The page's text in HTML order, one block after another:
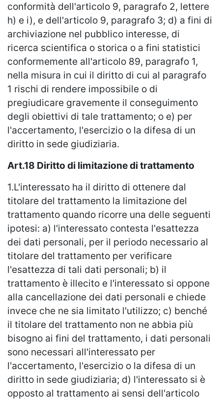
conformità dell'articolo 9, paragrafo 2, lettere
h) e i), e dell'articolo 9, paragrafo 3; d) a fini di
archiviazione nel pubblico interesse, di
ricerca scientifica o storica o a fini statistici
conformemente all'articolo 89, paragrafo 1,
nella misura in cui il diritto di cui al paragrafo
1 rischi di rendere impossibile o di
pregiudicare gravemente il conseguimento
degli obiettivi di tale trattamento; o e) per
l'accertamento, l'esercizio o la difesa di un
diritto in sede giudiziaria.
Art.18 Diritto di limitazione di trattamento
1.L'interessato ha il diritto di ottenere dal
titolare del trattamento la limitazione del
trattamento quando ricorre una delle seguenti
ipotesi: a) l'interessato contesta l'esattezza
dei dati personali, per il periodo necessario al
titolare del trattamento per verificare
l'esattezza di tali dati personali; b) il
trattamento è illecito e l'interessato si oppone
alla cancellazione dei dati personali e chiede
invece che ne sia limitato l'utilizzo; c) benché
il titolare del trattamento non ne abbia più
bisogno ai fini del trattamento, i dati personali
sono necessari all'interessato per
l'accertamento, l'esercizio o la difesa di un
diritto in sede giudiziaria; d) l'interessato si è
opposto al trattamento ai sensi dell'articolo